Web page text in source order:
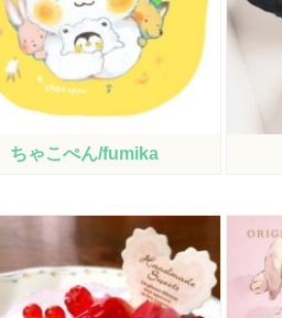
ちゃこぺん/fumika